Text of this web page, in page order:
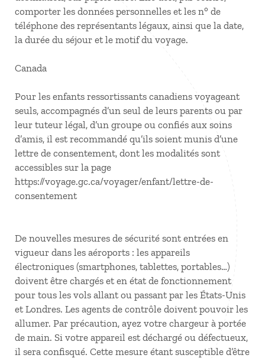
comporter les données personnelles et les n° de
téléphone des représentants légaux, ainsi que la date,
la durée du séjour et le motif du voyage.
Canada
Pour les enfants ressortissants canadiens voyageant
seuls, accompagnés d’un seul de leurs parents ou par
leur tuteur légal, d’un groupe ou confiés aux soins
d’amis, il est recommandé qu’ils soient munis d’une
lettre de consentement, dont les modalités sont
accessibles sur la page
https://voyage.gc.ca/voyager/enfant/lettre-de-
consentement
De nouvelles mesures de sécurité sont entrées en
vigueur dans les aéroports : les appareils
électroniques (smartphones, tablettes, portables…)
doivent être chargés et en état de fonctionnement
pour tous les vols allant ou passant par les États-Unis
et Londres. Les agents de contrôle doivent pouvoir les
allumer. Par précaution, ayez votre chargeur à portée
de main. Si votre appareil est déchargé ou défectueux,
il sera confisqué. Cette mesure étant susceptible d’être